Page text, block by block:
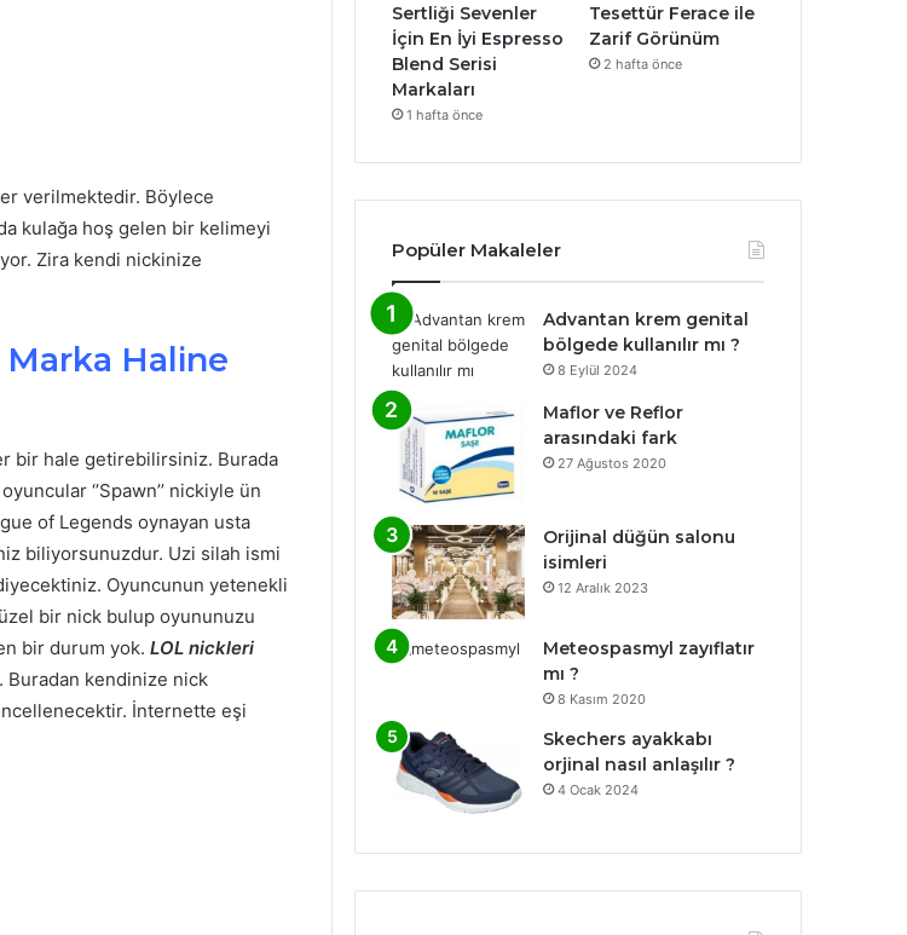
verilmektedir. Böylece
kulağa hoş gelen bir kelimeyi
Zira kendi nickinize
Marka Haline
bir hale getirebilirsiniz. Burada
‘’Spawn’’ nickiyle ün
of Legends oynayan usta
biliyorsunuzdur. Uzi silah ismi
Oyuncunun yetenekli
bir nick bulup oyununuzu
bir durum yok. LOL nickleri
kendinize nick
İnternette eşi
Sertliği Sevenler
İçin En İyi Espresso
Blend Serisi
Markaları
1 hafta önce
Tesettür Ferace ile
Zarif Görünüm
2 hafta önce
Popüler Makaleler
Advantan krem genital
bölgede kullanılır mı ?
8 Eylül 2024
Maflor ve Reflor
arasındaki fark
27 Ağustos 2020
Orijinal düğün salonu
isimleri
12 Aralık 2023
Meteospasmyl zayıflatır
mı ?
8 Kasım 2020
Skechers ayakkabı
orjinal nasıl anlaşılır ?
4 Ocak 2024